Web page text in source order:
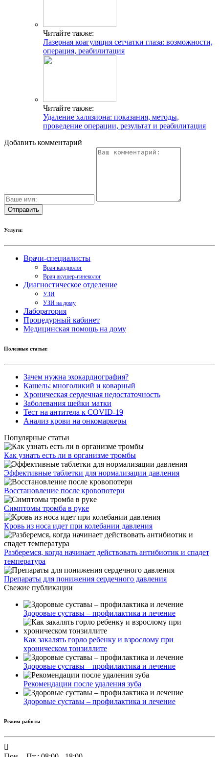
Читайте также:
Лазерная коагуляция сетчатки глаза: возможности,
операция, реабилитация
Читайте также:
Удаление халязиона: показания, методы,
проведение операции, результат и реабилитация
Добавить комментарий
Услуги:
Врачи-специалисты
Врач кардиолог
Врач акушер-гинеколог
Диагностическое отделение
УЗИ
УЗИ на дому
Лаборатория
Процедурный кабинет
Медицинская помощь на дому
Полезные статьи:
Зачем нужна эхокардиография?
Кашель: многоликий и коварный
Хроническая сердечная недостаточность
Заболевания шейки матки
Тест на антитела к COVID-19
Анализ крови на онкомаркеры
Популярные статьи
Как узнать есть ли в организме тромбы
Эффективные таблетки для нормализации давления
Восстановление после кровопотери
Симптомы тромба в руке
Кровь из носа идет при колебании давления
Разберемся, когда начинает действовать антибиотик и спадет
температура
Препараты для понижения сердечного давления
Свежие публикации
Здоровые суставы – профилактика и лечение
Как закалять горло ребенку и взрослому при
хроническом тонзиллите
Здоровые суставы – профилактика и лечение
Рекомендации после удаления зуба
Здоровые суставы – профилактика и лечение
Режим работы